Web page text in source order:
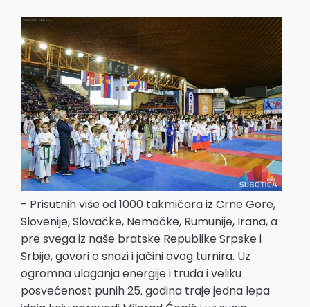
- Prisutnih više od 1000 takmičara iz Crne Gore,
Slovenije, Slovačke, Nemačke, Rumunije, Irana, a
pre svega iz naše bratske Republike Srpske i
Srbije, govori o snazi i jačini ovog turnira. Uz
ogromna ulaganja energije i truda i veliku
posvećenost punih 25. godina traje jedna lepa